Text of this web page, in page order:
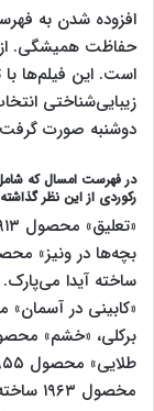
افزوده شدن به
حفاظت همیشگی. از
است. این فیلم‌ها
زیبایی‌شناختی
دوشنبه صورت گرفت فهرست
رکوردی از این نظر
مخصول ۱۹۶۳ ساخته رالف نلسون. «پرتقال کوکی» محصول